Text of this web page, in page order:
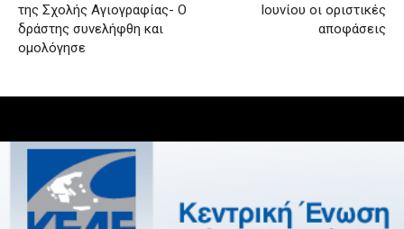
της Σχολής Αγιογραφίας- Ο
δράστης συνελήφθη και
ομολόγησε
Ιουνίου οι οριστικές
αποφάσεις